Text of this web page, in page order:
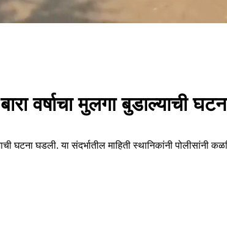
वर्षाचा मुलगा बुडाल्याची
घटना घडली. या संदर्भातील माहिती स्थानिकांनी